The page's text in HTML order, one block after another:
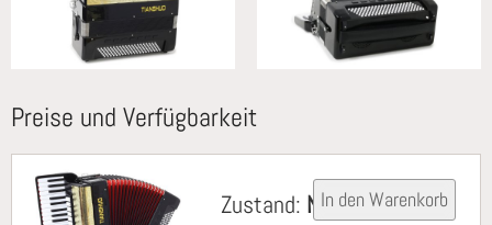
Preise und Verfügbarkeit
Zustand: Neu